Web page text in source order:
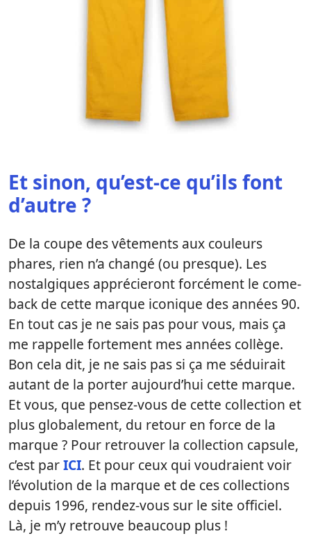
Et sinon, qu’est-ce qu’ils font
d’autre ?
De la coupe des vêtements aux couleurs
phares, rien n’a changé (ou presque). Les
nostalgiques apprécieront forcément le come-
back de cette marque iconique des années 90.
En tout cas je ne sais pas pour vous, mais ça
me rappelle fortement mes années collège.
Bon cela dit, je ne sais pas si ça me séduirait
autant de la porter aujourd’hui cette marque.
Et vous, que pensez-vous de cette collection et
plus globalement, du retour en force de la
marque ? Pour retrouver la collection capsule,
c’est parICI. Et pour ceux qui voudraient voir
l’évolution de la marque et de ces collections
depuis 1996, rendez-vous sur le site officiel.
Là, je m’y retrouve beaucoup plus !